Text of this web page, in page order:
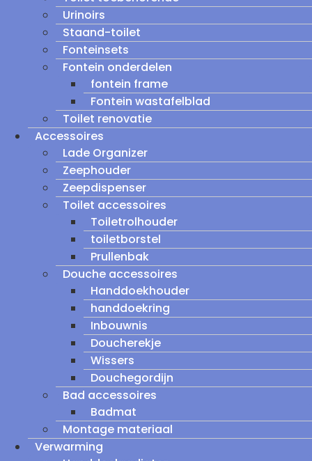
Urinoirs
Staand-toilet
Fonteinsets
Fontein onderdelen
fontein frame
Fontein wastafelblad
Toilet renovatie
Accessoires
Lade Organizer
Zeephouder
Zeepdispenser
Toilet accessoires
Toiletrolhouder
toiletborstel
Prullenbak
Douche accessoires
Handdoekhouder
handdoekring
Inbouwnis
Doucherekje
Wissers
Douchegordijn
Bad accessoires
Badmat
Montage materiaal
Verwarming